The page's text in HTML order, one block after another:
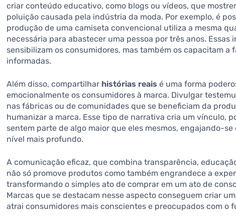
criar conteúdo educativo, como blogs ou vídeos, que
poluição causada pela indústria da moda. Por exemplo, é
produção de uma camiseta convencional utiliza a mesma
necessária para abastecer uma pessoa por três anos. Essas
sensibilizam os consumidores, mas também os capacitam a
informadas.
Além disso, compartilhar histórias reais é uma forma
emocionalmente os consumidores à marca. Divulgar
nas fábricas ou de comunidades que se beneficiam da
humanizar a marca. Esse tipo de narrativa cria um vínculo,
sentem parte de algo maior que eles mesmos, engajando-se
nível mais profundo.
A comunicação eficaz, que combina transparência,
não só promove produtos como também engrandece a
transformando o simples ato de comprar em um ato de
Marcas que se destacam nesse aspecto conseguem criar
atrai consumidores mais conscientes e preocupados com o